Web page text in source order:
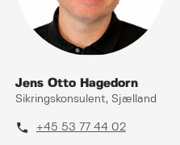
Jens Otto Hagedorn
Sikringskonsulent, Sjælland
phone +45 53 77 44 02